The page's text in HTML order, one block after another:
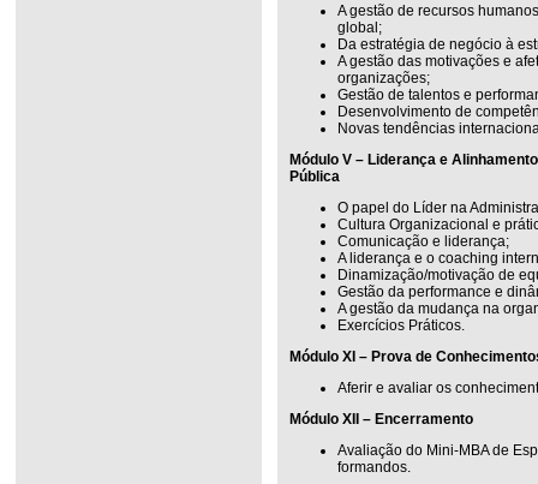
A gestão de recursos
global;
Da estratégia de negócio à
A gestão das motivações e
organizações;
Gestão de talentos e
Desenvolvimento de
Novas tendências
Módulo V – Liderança e
Pública
O papel do Líder na
Cultura Organizacional e
Comunicação e liderança;
A liderança e o coaching
Dinamização/motivação de
Gestão da performance e
A gestão da mudança na
Exercícios Práticos.
Módulo XI – Prova de
Aferir e avaliar os
Módulo XII – Encerramento
Avaliação do Mini-MBA de
formandos.